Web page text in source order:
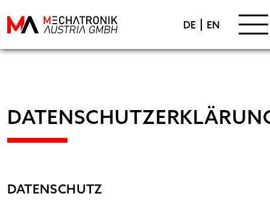
DE EN
KARRIERE
DOWNLOADS
DATENSCHUTZ